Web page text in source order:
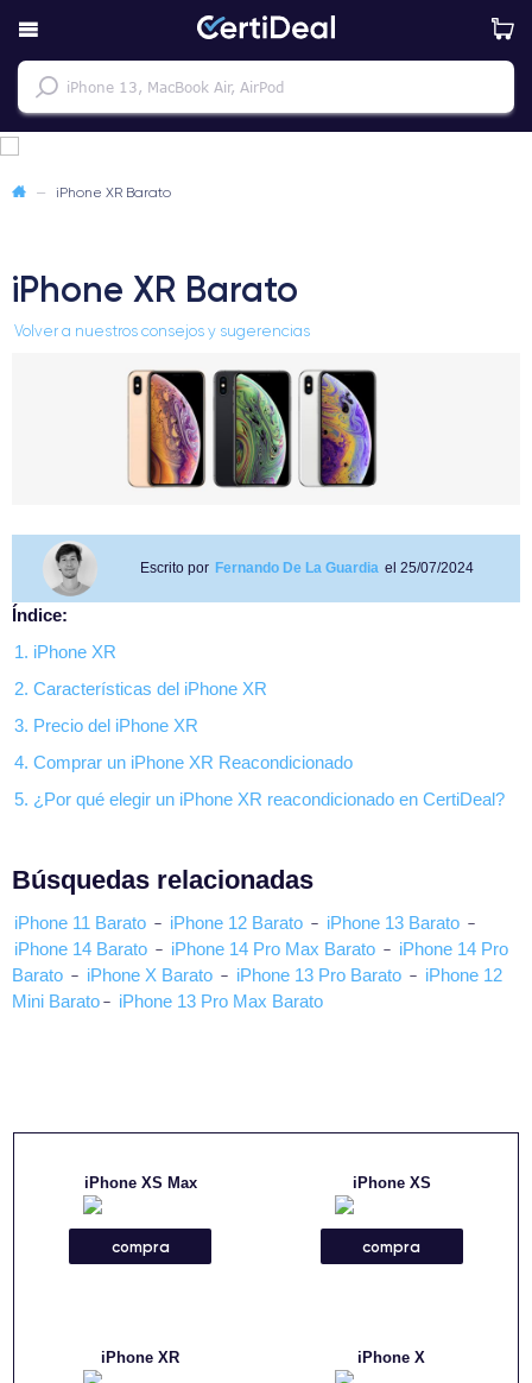
— iPhone XR Barato
iPhone XR Barato
Volver a nuestros consejos y sugerencias
Escrito por Fernando De La Guardia el 25/07/2024
Índice:
1. iPhone XR
2. Características del iPhone XR
3. Precio del iPhone XR
4. Comprar un iPhone XR Reacondicionado
5. ¿Por qué elegir un iPhone XR reacondicionado en CertiDeal?
Búsquedas relacionadas
iPhone 11 Barato - iPhone 12 Barato - iPhone 13 Barato -
iPhone 14 Barato - iPhone 14 Pro Max Barato - iPhone 14 Pro
Barato - iPhone X Barato - iPhone 13 Pro Barato - iPhone 12
Mini Barato- iPhone 13 Pro Max Barato
iPhone XS Max
compra
iPhone XS
compra
iPhone XR iPhone X